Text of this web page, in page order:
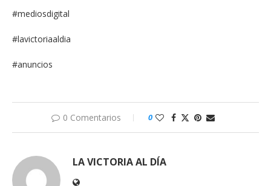
#mediosdigital
#lavictoriaaldia
#anuncios
0 Comentarios 0
LA VICTORIA AL DÍA